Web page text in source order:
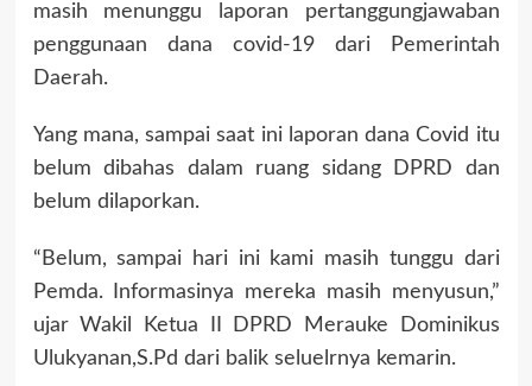
masih menunggu laporan pertanggungjawaban
penggunaan dana covid-19 dari Pemerintah
Daerah.
Yang mana, sampai saat ini laporan dana Covid itu
belum dibahas dalam ruang sidang DPRD dan
belum dilaporkan.
“Belum, sampai hari ini kami masih tunggu dari
Pemda. Informasinya mereka masih menyusun,”
ujar Wakil Ketua II DPRD Merauke Dominikus
Ulukyanan,S.Pd dari balik seluelrnya kemarin.